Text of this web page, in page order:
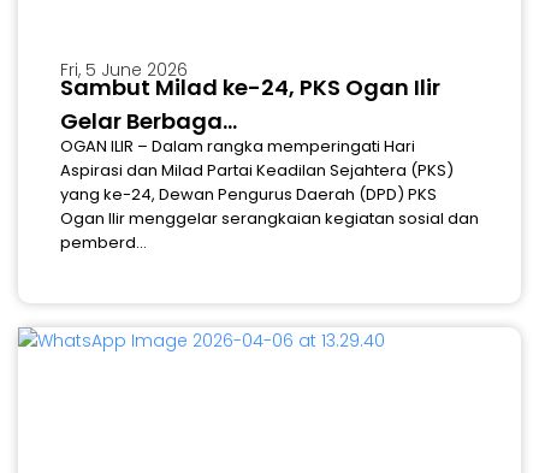
Fri, 5 June 2026
Sambut Milad ke-24, PKS Ogan Ilir
Gelar Berbaga...
OGAN ILIR – Dalam rangka memperingati Hari
Aspirasi dan Milad Partai Keadilan Sejahtera (PKS)
yang ke-24, Dewan Pengurus Daerah (DPD) PKS
Ogan Ilir menggelar serangkaian kegiatan sosial dan
pemberd...